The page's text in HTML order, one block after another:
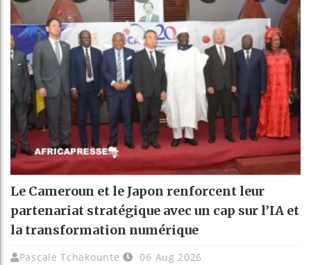
Le Cameroun et le Japon renforcent leur
partenariat stratégique avec un cap sur l’IA et
la transformation numérique
Pascale Tchakounte 06 Aug 2026